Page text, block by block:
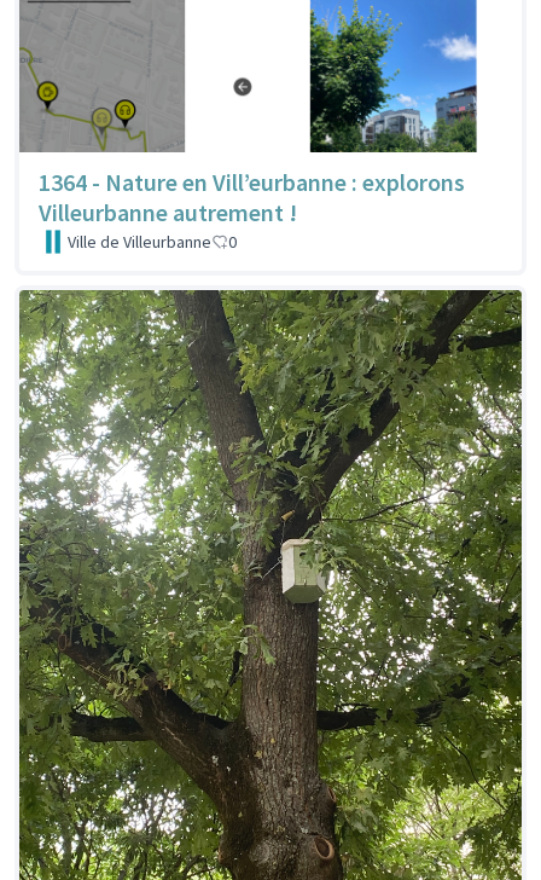
1364 - Nature en Vill’eurbanne : explorons
Villeurbanne autrement !
Ville de Villeurbanne 0